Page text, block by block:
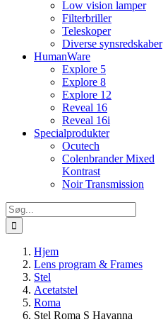
Low vision lamper
Filterbriller
Teleskoper
Diverse synsredskaber
HumanWare
Explore 5
Explore 8
Explore 12
Reveal 16
Reveal 16i
Specialprodukter
Ocutech
Colenbrander Mixed
Kontrast
Noir Transmission
Søg
efter:
Hjem
Lens program & Frames
Stel
Acetatstel
Roma
Stel Roma S Havanna